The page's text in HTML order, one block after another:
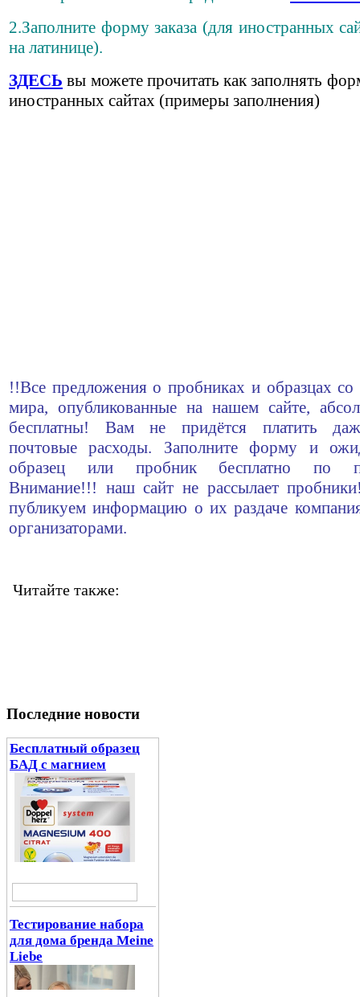
2.Заполните форму заказа (для иностранных
на латинице).
ЗДЕСЬ вы можете прочитать как заполнять
иностранных сайтах (примеры заполнения)
!!Все предложения о пробниках и образцах со
мира, опубликованные на нашем сайте,
бесплатны! Вам не придётся платить
почтовые расходы. Заполните форму и
образец или пробник бесплатно по
Внимание!!! наш сайт не рассылает
публикуем информацию о их раздаче
организаторами.
Читайте также:
Последние новости
Бесплатный образец
БАД с магнием
Тестирование набора
для дома бренда Meine
Liebe